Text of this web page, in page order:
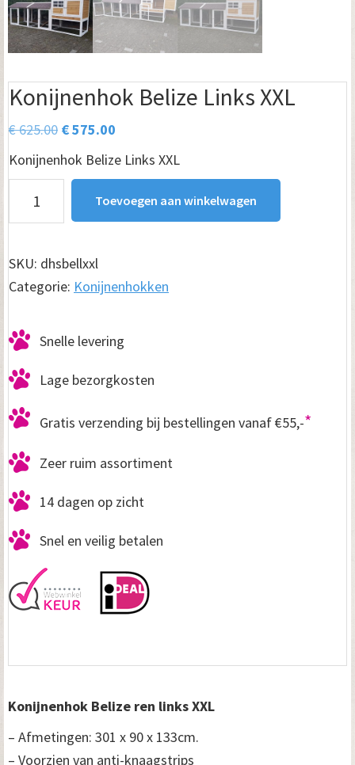
Konijnenhok Belize Links XXL
€625.00 Oorspronkelijke
prijs
€ 625.00.
€575.00
prijs
Konijnenhok Belize Links XXL
Belize
XXL
aantal
Toevoegen aan winkelwagen
SKU: dhsbellxxl
Categorie: Konijnenhokken
Snelle levering
Lage bezorgkosten
Gratis verzending bij bestellingen vanaf €55,-*
Zeer ruim assortiment
14 dagen op zicht
Snel en veilig betalen
Konijnenhok Belize ren links XXL
– Afmetingen: 301 x 90 x 133cm.
– Voorzien van anti-knaagstrips